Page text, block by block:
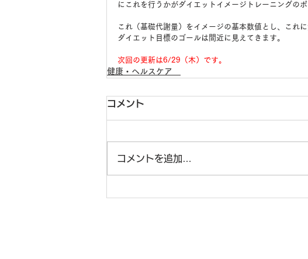
にこれを行うかがダイエットイメージトレーニングのポ
これ（基礎代謝量）をイメージの基本数値とし、これ
ダイエット目標のゴールは間近に見えてきます。
次回の更新は6/29（木）です。
健康・ヘルスケア
コメント
コメントを追加…